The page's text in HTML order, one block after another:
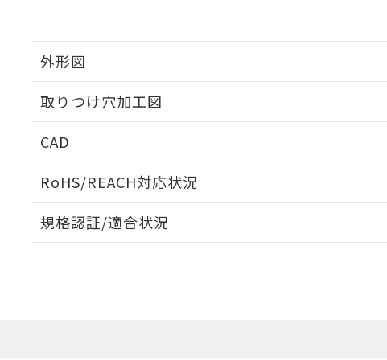
外形図
取りつけ穴加工図
CAD
RoHS/REACH対応状況
EU RoHS 注意事項・凡例
規格認証/適合状況